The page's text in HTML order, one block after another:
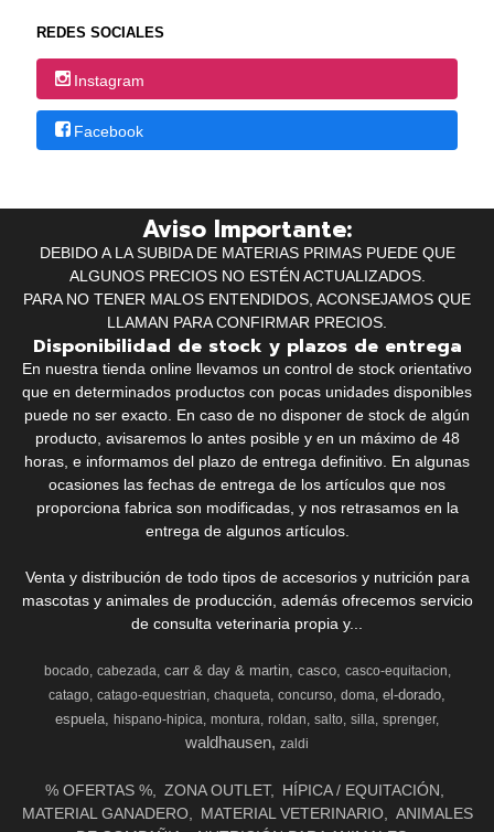
REDES SOCIALES
Instagram
Facebook
Aviso Importante:
DEBIDO A LA SUBIDA DE MATERIAS PRIMAS PUEDE QUE
ALGUNOS PRECIOS NO ESTÉN ACTUALIZADOS.
PARA NO TENER MALOS ENTENDIDOS, ACONSEJAMOS QUE
LLAMAN PARA CONFIRMAR PRECIOS.
Disponibilidad de stock y plazos de entrega
En nuestra tienda online llevamos un control de stock orientativo
que en determinados productos con pocas unidades disponibles
puede no ser exacto. En caso de no disponer de stock de algún
producto, avisaremos lo antes posible y en un máximo de 48
horas, e informamos del plazo de entrega definitivo. En algunas
ocasiones las fechas de entrega de los artículos que nos
proporciona fabrica son modificadas, y nos retrasamos en la
entrega de algunos artículos.
Venta y distribución de todo tipos de accesorios y nutrición para
mascotas y animales de producción, además ofrecemos servicio
de consulta veterinaria propia y...
bocado cabezada carr & day & martin casco
casco-equitacion
catago catago-equestrian chaqueta concurso doma el-dorado
espuela hispano-hipica montura roldan salto silla sprenger
waldhausen zaldi
% OFERTAS % ZONA OUTLET
HÍPICA / EQUITACIÓN
MATERIAL GANADERO
MATERIAL VETERINARIO
ANIMALES